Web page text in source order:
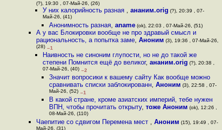
(?), 19:30 , 07-Май-26, (26)
У них калорийность разная , ананим.orig (?), 20:39 , 07-
Май-26, (41)
Анонимность разная,aname (ok), 22:03 , 07-Май-26, (51)
А у вас Блокировки вообще не про здравый смысл и
рациональность, а попытка заме, Аноним (3), 19:36 , 07-Май-26,
(28) –1
Наивность не синоним глупости, но не до такой же
степени Помнится ещё до великог, ананим.orig (?), 20:38 ,
07-Май-26, (40) –2
Значит вопросики к вашему сайту Как вообще можно
сравнивать списки заблокированн,Аноним (3), 22:58 , 07-
Май-26, (52) –1
В какой стране, кроме азиатских империй, тебе нужен
ВПН, чтобы прочитать открыту,тоже Аноним (ok), 12:26 ,
08-Май-26, (110)
Чаепитие со сдвигом Перемена мест , Аноним (15), 19:49 , 07-